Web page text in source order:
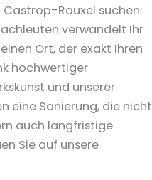
Rauxel suchen:
verwandelt Ihr
Ort, der exakt Ihren
hochwertiger
und unserer
eine Sanierung, die nicht
auch langfristige
Sie auf unsere